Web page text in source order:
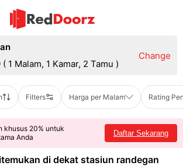
( 1 Malam, 1 Kamar, 2 Tamu )
Change
Filters Harga per Malam Rating
khusus 20% untuk
Anda
Daftar Sekarang
di dekat stasiun randegan